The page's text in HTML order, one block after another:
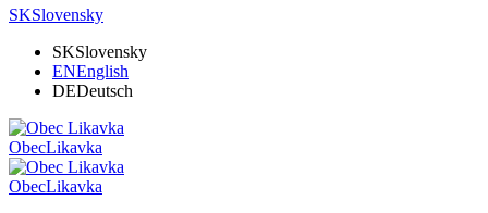
SKSlovensky
SKSlovensky
ENEnglish
DEDeutsch
ObecLikavka
ObecLikavka